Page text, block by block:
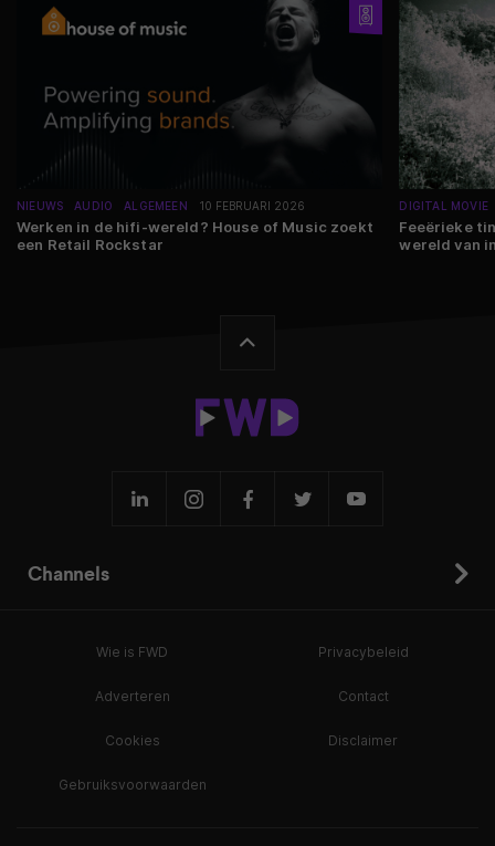
NIEUWS AUDIO ALGEMEEN 10 FEBRUARI 2026
Werken in de hifi-wereld? House of Music zoekt
een Retail Rockstar
DIGITAL MOVIE
Feeërieke
wereld van
Channels
Wie is FWD Privacybeleid
Adverteren Contact
Cookies Disclaimer
Gebruiksvoorwaarden